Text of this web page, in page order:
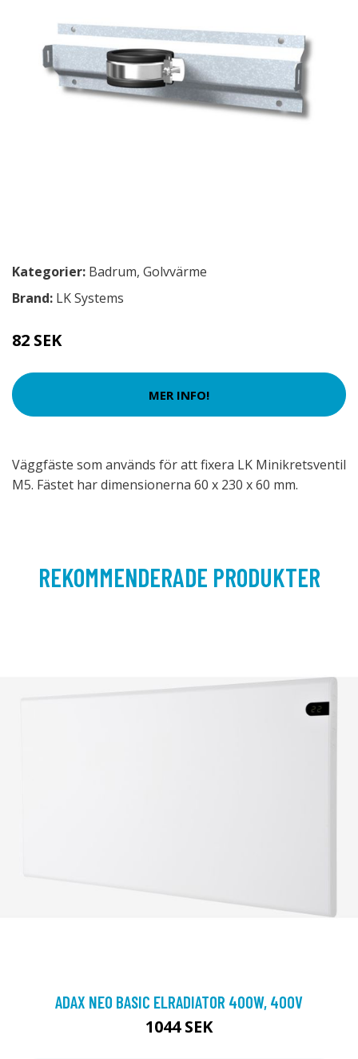
Kategorier: Badrum, Golvvärme
Brand: LK Systems
82 SEK
MER INFO!
Väggfäste som används för att fixera LK Minikretsventil
M5. Fästet har dimensionerna 60 x 230 x 60 mm.
REKOMMENDERADE PRODUKTER
ADAX NEO BASIC ELRADIATOR 400W, 400V
1044 SEK